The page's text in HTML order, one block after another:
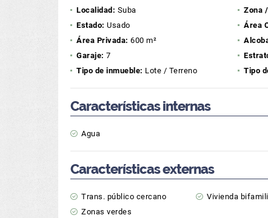
Localidad: Suba Zona
Estado: Usado Área
Área Privada: 600 m²
Garaje: 7
Tipo de inmueble: Lote / Terreno Tipo
Características internas
Agua
Características externas
Trans. público cercano Vivienda
Zonas verdes